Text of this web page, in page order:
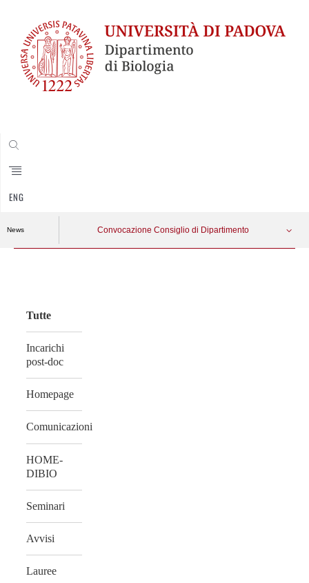
ENG
News Convocazione Consiglio di Dipartimento
Tutte
Incarichi
post-doc
Homepage
Comunicazioni
HOME-
DIBIO
Seminari
Avvisi
Lauree